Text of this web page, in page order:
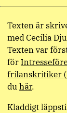
Texten är
med Cecilia
Texten var
för
frilanskritiker
du här.
Kladdigt